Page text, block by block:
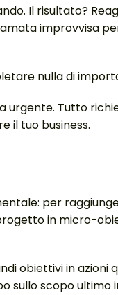
Il risultato?
improvvisa
nulla di
Tutto
il tuo business.
per
in micro-
obiettivi in azioni
sullo scopo ultimo